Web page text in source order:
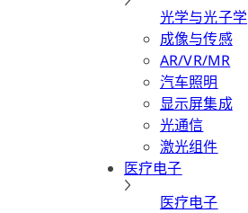
光学与光子学
成像与传感
AR/VR/MR
汽车照明
显示屏集成
光通信
激光组件
医疗电子
医疗电子